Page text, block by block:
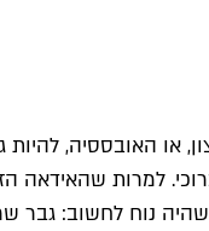
או האובססיה,
למרות
נוח לחשוב: גבר